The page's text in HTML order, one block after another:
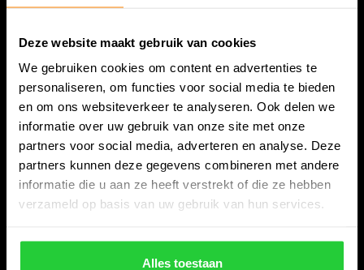
Deze website maakt gebruik van cookies
We gebruiken cookies om content en advertenties te
personaliseren, om functies voor social media te bieden
en om ons websiteverkeer te analyseren. Ook delen we
informatie over uw gebruik van onze site met onze
partners voor social media, adverteren en analyse. Deze
partners kunnen deze gegevens combineren met andere
informatie die u aan ze heeft verstrekt of die ze hebben
verzameld op basis van uw gebruik van hun services.
Alles toestaan
Bespanracket.nl is dé racketspecialist van Lelystad en
omstreken.
Snijdersstraat 6
8224 AA Lelystad
Nederland
06-57276080
info@bespanracket.nl